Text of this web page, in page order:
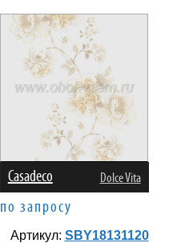
Casadeco Dolce Vita
по запросу
Артикул: SBY18131120